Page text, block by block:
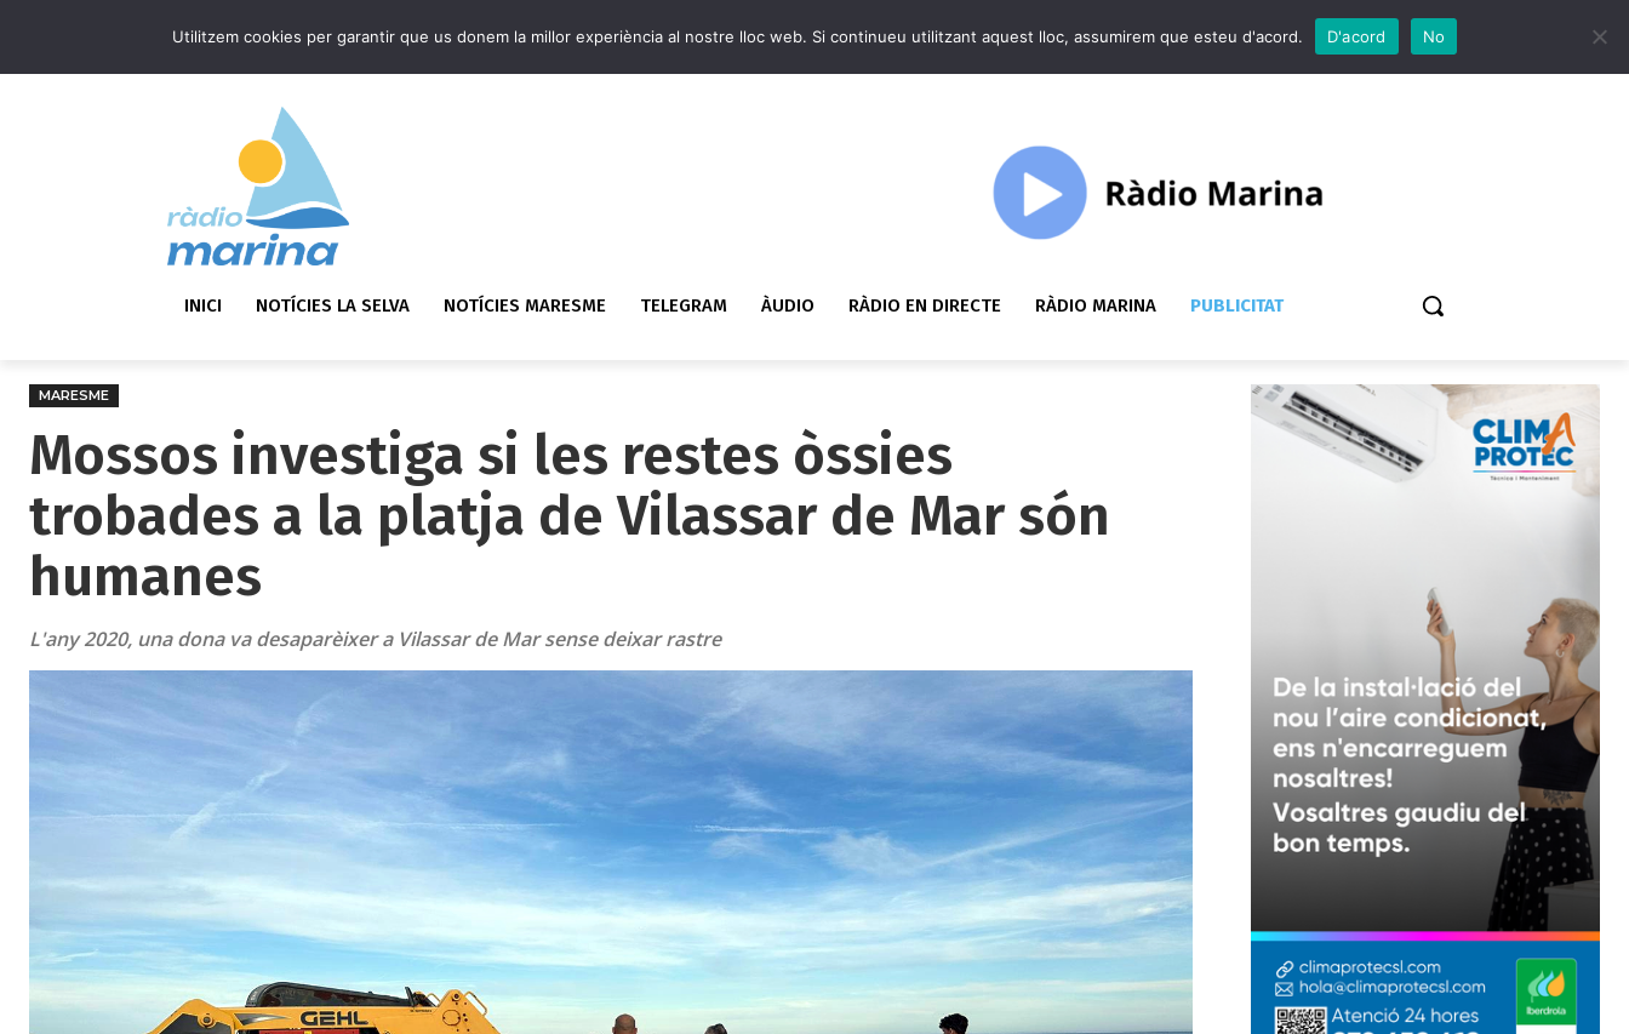
INICI NOTÍCIES LA SELVA NOTÍCIES MARESME TELEGRAM ÀUDIO RÀDIO EN DIRECTE RÀDIO MARINA PUBLICITAT
MARESME
Mossos investiga si les restes òssies
trobades a la platja de Vilassar de Mar són
humanes
L'any 2020, una dona va desaparèixer a Vilassar de Mar sense deixar rastre
Utilitzem cookies per garantir que us donem la millor experiència al nostre lloc web. Si continueu utilitzant aquest lloc, assumirem que esteu d'acord. D'acord No